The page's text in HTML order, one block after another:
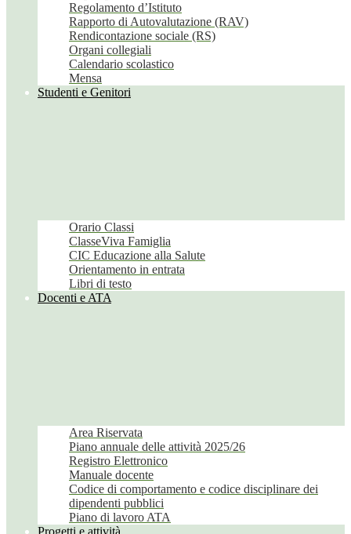
Regolamento d’Istituto
Rapporto di Autovalutazione (RAV)
Rendicontazione sociale (RS)
Organi collegiali
Calendario scolastico
Mensa
Studenti e Genitori
Orario Classi
ClasseViva Famiglia
CIC Educazione alla Salute
Orientamento in entrata
Libri di testo
Docenti e ATA
Area Riservata
Piano annuale delle attività 2025/26
Registro Elettronico
Manuale docente
Codice di comportamento e codice disciplinare dei
dipendenti pubblici
Piano di lavoro ATA